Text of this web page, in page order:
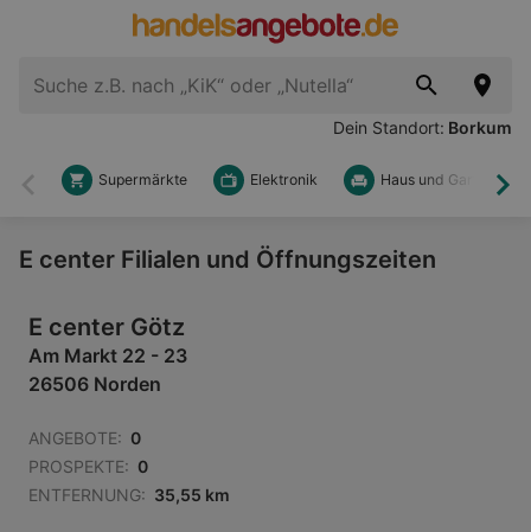
Dein Standort: Borkum
Zurück
Supermärkte Elektronik Haus und Garten
E center Filialen und Öffnungszeiten
E center Götz
Am Markt 22 - 23
26506 Norden
ANGEBOTE: 0
PROSPEKTE: 0
ENTFERNUNG: 35,55 km